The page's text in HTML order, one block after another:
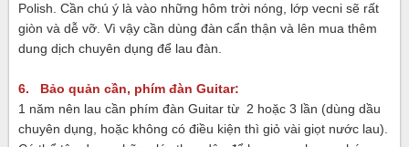
Polish. Cần chú ý là vào những hôm trời nóng, lớp vecni sẽ rất
giòn và dễ vỡ. Vì vậy cần dùng đàn cẩn thận và lên mua thêm
dung dịch chuyên dụng để lau đàn.
6. Bảo quản cần, phím đàn Guitar:
1 năm nên lau cần phím đàn Guitar từ 2 hoặc 3 lần (dùng dầu
chuyên dụng, hoặc không có điều kiện thì giỏ vài giọt nước lau).